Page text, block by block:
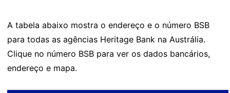
A tabela abaixo mostra o endereço e o número BSB
para todas as agências Heritage Bank na Austrália.
Clique no número BSB para ver os dados bancários,
endereço e mapa.